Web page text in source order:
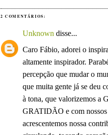
2 COMENTÁRIOS:
Unknown disse...
Caro Fábio, adorei o
altamente inspirador.
percepção que mudar o
que muita gente já se deu
à tona, que valorizemos
GRATIDÃO e com nossos
acrescentemos nossa